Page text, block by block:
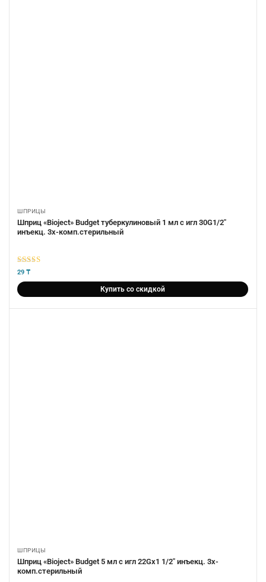
ШПРИЦЫ
Шприц «Bioject» Budget туберкулиновый 1 мл с игл 30G1/2″
инъекц. 3х-комп.стерильный
5из 5
29 ₸
Купить со скидкой
ШПРИЦЫ
Шприц «Bioject» Budget 5 мл с игл 22Gх1 1/2″ инъекц. 3х-
комп.стерильный